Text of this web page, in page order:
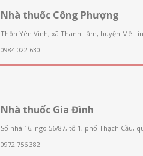
Nhà thuốc Công Phượng
Thôn Yên Vinh, xã Thanh Lâm, huyện Mê
0984 022 630
Nhà thuốc Gia Đình
Số nhà 16, ngõ 56/87, tổ 1, phố Thạch Cầu,
0972 756 382